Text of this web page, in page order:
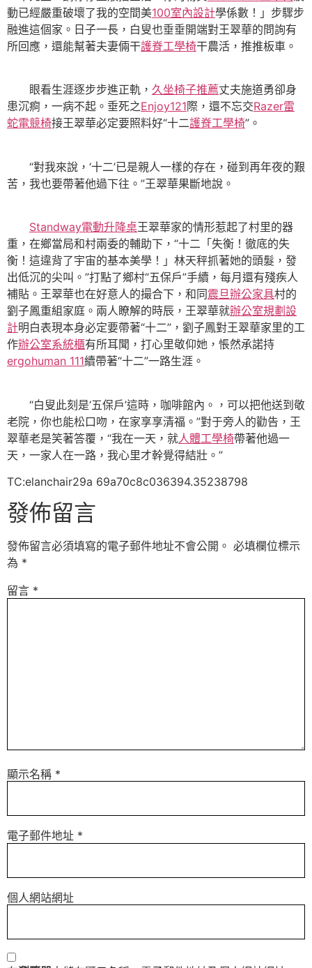
動已經嚴重破壞了我的空間美100室內設計學係數！」步驟步
融進這個家。日子一長，白叟也垂垂開端對王翠華的問詢有
所回應，還能幫著夫妻倆干護脊工學椅干農活，推推板車。
眼看生涯逐步步進正軌， 久坐椅子推薦丈夫施道勇卻身
患沉痾，一病不起。垂死之Enjoy121際，還不忘交Razer雷
蛇電競椅接王翠華必定要照料好“十二護脊工學椅”。
“對我來說，‘十二’已是親人一樣的存在，碰到再年夜的艱
苦，我也要帶著他過下往。”王翠華果斷地說。
Standway電動升降桌王翠華家的情形惹起了村里的器
重，在鄉當局和村兩委的輔助下，“十二「失衡！徹底的失
衡！這違背了宇宙的基本美學！」林天秤抓著她的頭髮，發
出低沉的尖叫。”打點了鄉村“五保戶”手續，每月還有殘疾人
補貼。王翠華也在好意人的撮合下，和同震旦辦公家具村的
劉子鳳重組家庭。兩人瞭解的時辰，王翠華就辦公室規劃設
計明白表現本身必定要帶著“十二”，劉子鳳對王翠華家里的工
作辦公室系統櫃有所耳聞，打心里敬仰她，悵然承諾持
ergohuman 111續帶著“十二”一路生涯。
“白叟此刻是‘五保戶’這時，咖啡館內。，可以把他送到敬
老院，你也能松口吻，在家享享清福。”對于旁人的勸告，王
翠華老是笑著答覆，“我在一天，就人體工學椅帶著他過一
天，一家人在一路，我心里才幹覺得結壯。”
TC:elanchair29a 69a70c8c036394.35238798
發佈留言
發佈留言必須填寫的電子郵件地址不會公開。 必填欄位標示
為 *
留言 *
顯示名稱 *
電子郵件地址 *
個人網站網址